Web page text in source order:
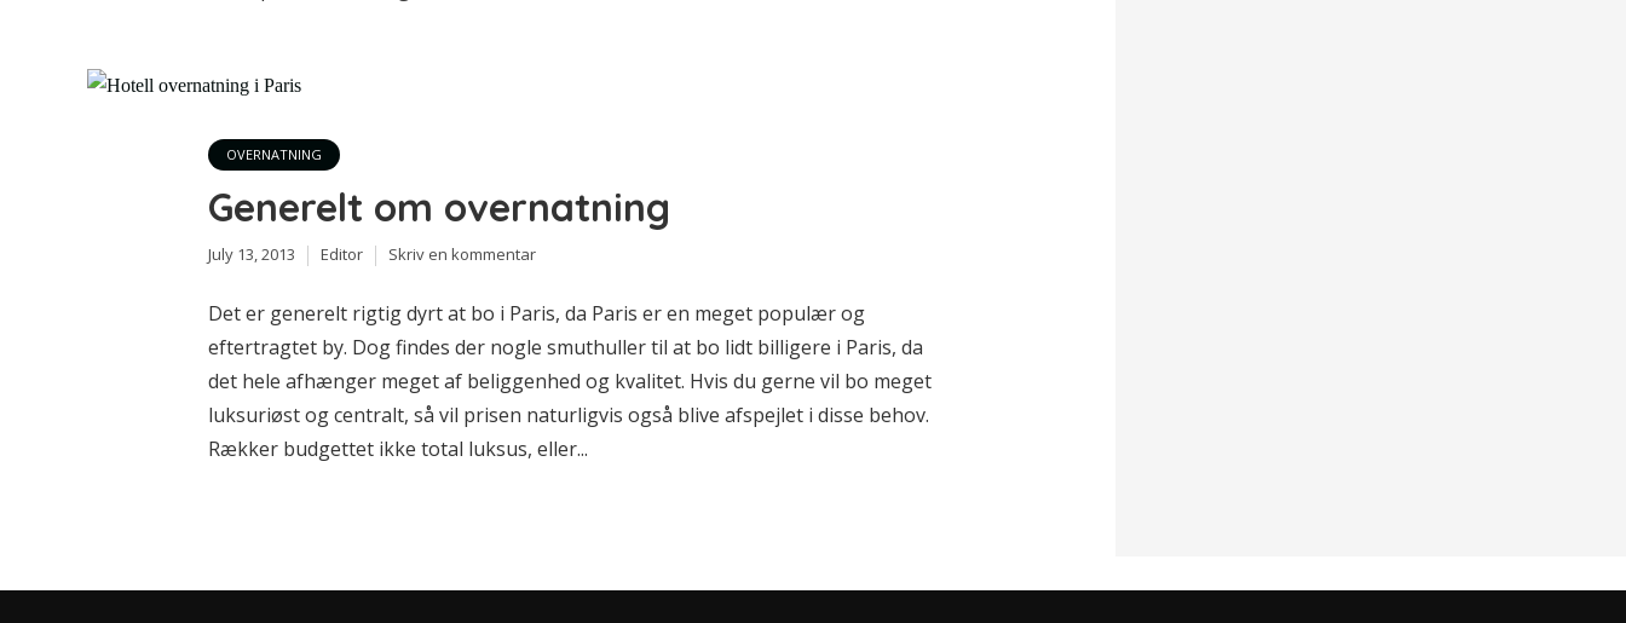
OVERNATNING
Generelt om overnatning
July 13, 2013 Editor Skriv en kommentar
Det er generelt rigtig dyrt at bo i Paris, da Paris er en meget populær og
eftertragtet by. Dog findes der nogle smuthuller til at bo lidt billigere i Paris, da
det hele afhænger meget af beliggenhed og kvalitet. Hvis du gerne vil bo meget
luksuriøst og centralt, så vil prisen naturligvis også blive afspejlet i disse behov.
Rækker budgettet ikke total luksus, eller...